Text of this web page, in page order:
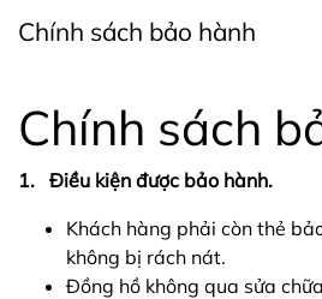
Chính sách bảo hành
Chính sách
1. Điều kiện được bảo hành.
Khách hàng phải còn thẻ
không bị rách nát.
Đồng hồ không qua sửa